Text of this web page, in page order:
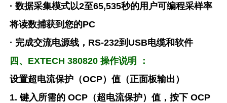
· 数据采集模式以2至65,535秒的用户可编程采样率
将读数捕获到您的PC
· 完成交流电源线，RS-232到USB电缆和软件
四、EXTECH 380820 操作说明 ：
设置超电流保护（OCP）值（正面板输出）
1. 键入所需的 OCP（超电流保护）值，按下 OCP